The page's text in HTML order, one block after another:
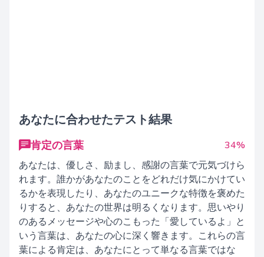
あなたに合わせたテスト結果
肯定の言葉
34%
あなたは、優しさ、励まし、感謝の言葉で元気づけら
れます。誰かがあなたのことをどれだけ気にかけてい
るかを表現したり、あなたのユニークな特徴を褒めた
りすると、あなたの世界は明るくなります。思いやり
のあるメッセージや心のこもった「愛しているよ」と
いう言葉は、あなたの心に深く響きます。これらの言
葉による肯定は、あなたにとって単なる言葉ではな